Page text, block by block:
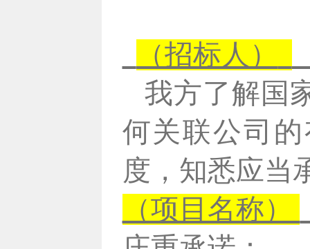
（招标人）
我方了解国
何关联公司
度，知悉应当
（项目名称）